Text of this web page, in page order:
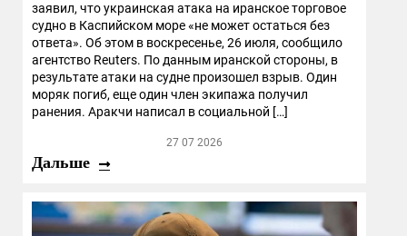
заявил, что украинская атака на иранское торговое
судно в Каспийском море «не может остаться без
ответа». Об этом в воскресенье, 26 июля, сообщило
агентство Reuters. По данным иранской стороны, в
результате атаки на судне произошел взрыв. Один
моряк погиб, еще один член экипажа получил
ранения. Аракчи написал в социальной […]
27 07 2026
Дальше